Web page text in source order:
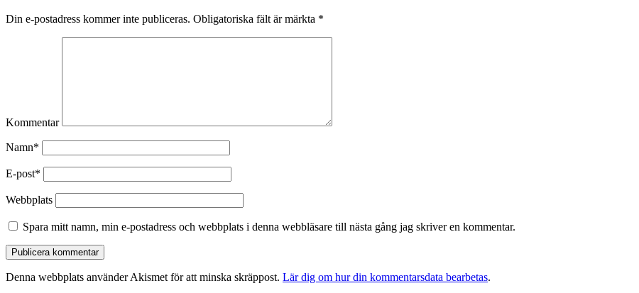
Din e-postadress kommer inte publiceras. Obligatoriska fält är märkta *
Kommentar
Namn*
E-post*
Webbplats
Spara mitt namn, min e-postadress och webbplats i denna webbläsare till nästa gång jag skriver en kommentar.
Denna webbplats använder Akismet för att minska skräppost. Lär dig om hur din kommentarsdata bearbetas.